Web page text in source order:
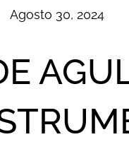
Agosto 30, 2024